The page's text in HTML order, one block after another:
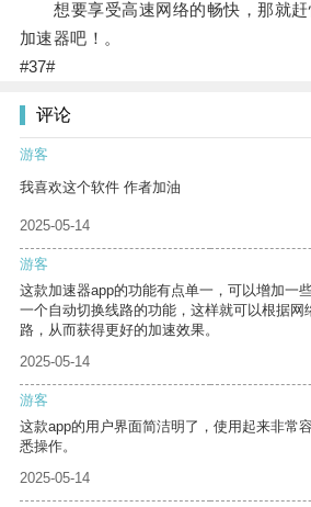
想要享受高速网络的畅快，那就赶
加速器吧！。
#37#
评论
游客
我喜欢这个软件 作者加油
2025-05-14
游客
这款加速器app的功能有点单一，可以增加一
一个自动切换线路的功能，这样就可以根据网
路，从而获得更好的加速效果。
2025-05-14
游客
这款app的用户界面简洁明了，使用起来非常
悉操作。
2025-05-14